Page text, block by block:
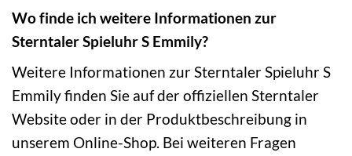
Wo finde ich weitere Informationen zur
Sterntaler Spieluhr S Emmily?
Weitere Informationen zur Sterntaler Spieluhr S
Emmily finden Sie auf der offiziellen Sterntaler
Website oder in der Produktbeschreibung in
unserem Online-Shop. Bei weiteren Fragen